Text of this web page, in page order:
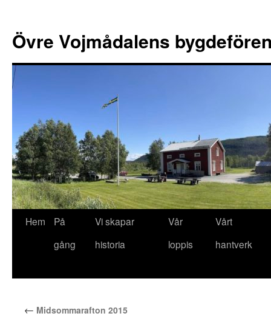
Övre Vojmådalens
Hoppa
Hem
På
gång
Vi skapar
historia
Vår
loppis
Vårt
hantverk
← Midsommarafton 2015